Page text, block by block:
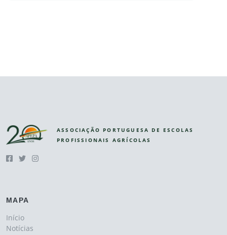
ASSOCIAÇÃO PORTUGUESA DE ESCOLAS
PROFISSIONAIS AGRÍCOLAS
MAPA
Início
Notícias